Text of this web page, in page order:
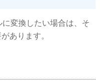
変換したい場合は、そ
あります。